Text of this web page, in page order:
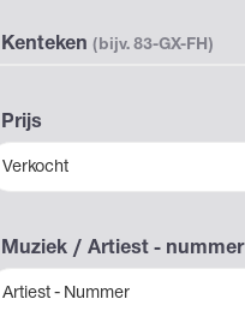
Kenteken (bijv. 83-GX-FH)
Prijs
Verkocht
Muziek / Artiest - nummer
Artiest - Nummer